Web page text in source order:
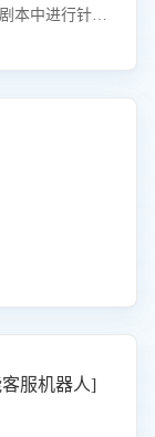
本中进行针对
一键开启客服
服机器人]